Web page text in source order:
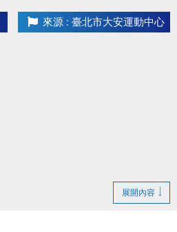
來源 : 臺北市大安運動中心
展開內容